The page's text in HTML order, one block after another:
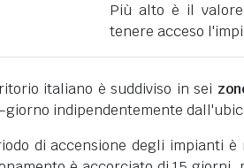
Più alto è il
tenere acceso
italiano è suddiviso in sei
giorno indipendentemente
di accensione degli impianti